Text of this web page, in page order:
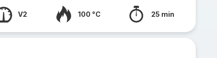
V2 100 °C 25 min